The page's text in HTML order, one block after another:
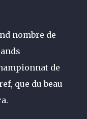
nombre de
de
que du beau